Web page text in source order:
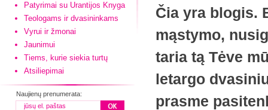
Patyrimai su Urantijos Knyga
Teologams ir dvasininkams
Vyrui ir žmonai
Jaunimui
Tiems, kurie siekia turtų
Atsiliepimai
Naujienų prenumerata:
Čia yra blogis.
mąstymo,
taria tą Tėve
letargo
prasme